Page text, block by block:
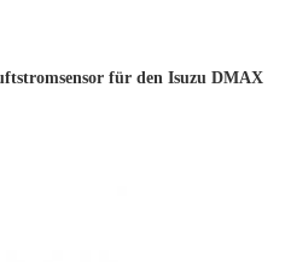
für den Isuzu DMAX